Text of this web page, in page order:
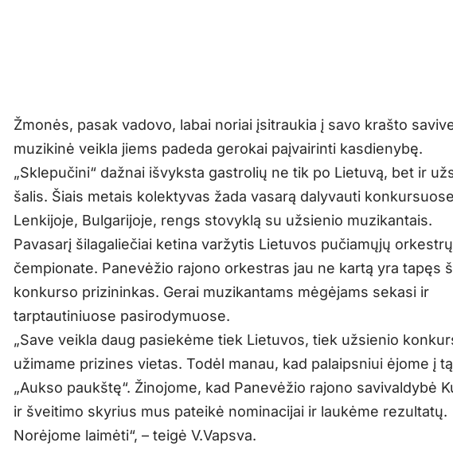
Žmonės, pasak vadovo, labai noriai įsitraukia į savo krašto
muzikinė veikla jiems padeda gerokai paįvairinti kasdienybę.
„Sklepučini“ dažnai išvyksta gastrolių ne tik po Lietuvą, bet ir
šalis. Šiais metais kolektyvas žada vasarą dalyvauti konkursuose
Lenkijoje, Bulgarijoje, rengs stovyklą su užsienio muzikantais.
Pavasarį šilagaliečiai ketina varžytis Lietuvos pučiamųjų orkestrų
čempionate. Panevėžio rajono orkestras jau ne kartą yra tapęs
konkurso prizininkas. Gerai muzikantams mėgėjams sekasi ir
tarptautiniuose pasirodymuose.
„Save veikla daug pasiekėme tiek Lietuvos, tiek užsienio
užimame prizines vietas. Todėl manau, kad palaipsniui ėjome į tą
„Aukso paukštę“. Žinojome, kad Panevėžio rajono savivaldybė
ir šveitimo skyrius mus pateikė nominacijai ir laukėme rezultatų.
Norėjome laimėti“, – teigė V.Vapsva.